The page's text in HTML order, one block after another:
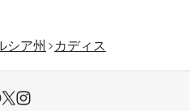
シア州
カディス